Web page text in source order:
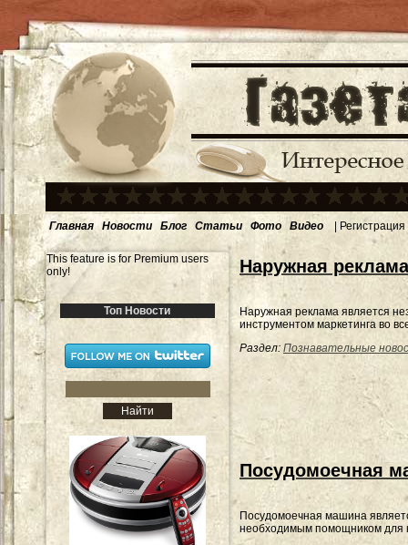
Главная Новости Блог Статьи Фото Видео | Регистрация
This feature is for Premium users
only!
Топ Новости
Наружная
Наружная реклама является
инструментом маркетинга во
Раздел: Познавательные
Посудомоечная
Посудомоечная машина
необходимым помощником для